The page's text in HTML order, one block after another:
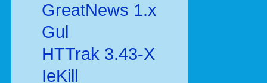
GreatNews 1.x
Gul
HTTrak 3.43-X
IeKill